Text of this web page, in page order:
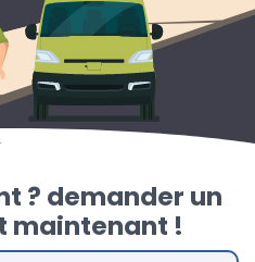
? demander un
maintenant !